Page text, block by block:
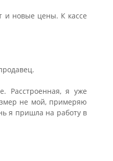
и новые цены. К кассе
Расстроенная, я уже
не мой, примеряю
я пришла на работу в